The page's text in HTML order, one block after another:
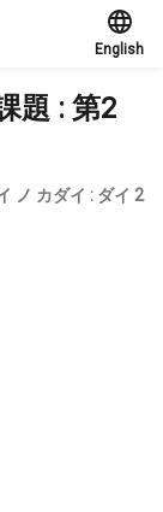
English
題 : 第2
ノ カダイ : ダイ 2